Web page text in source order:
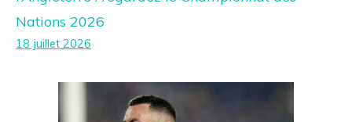
Nations 2026
18 juillet 2026